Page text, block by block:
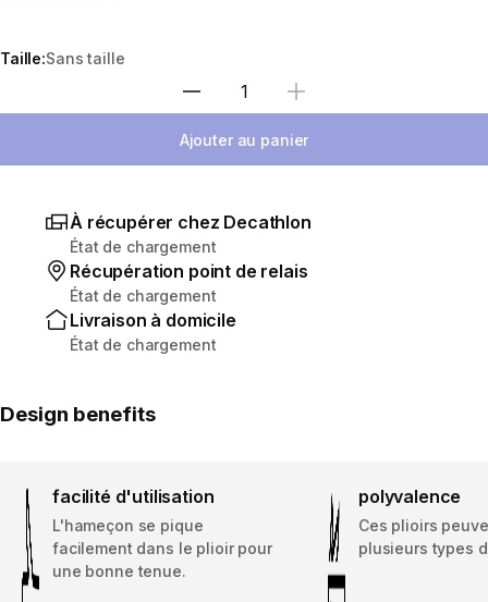
Taille:Sans taille
Sélectionnez la quantité
Ajouter au panier
À récupérer chez Decathlon
État de chargement
Récupération point de relais
État de chargement
Livraison à domicile
État de chargement
Design benefits
facilité d'utilisation
L'hameçon se pique
facilement dans le plioir pour
une bonne tenue.
polyvalence
Ces plioirs
plusieurs types